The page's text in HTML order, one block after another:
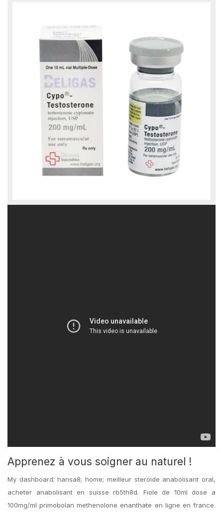
Apprenez à vous soigner au naturel !
My dashboard; hansa8; home; meilleur steroide anabolisant oral,
acheter anabolisant en suisse rb5th8d. Fiole de 10ml dose a
100mg/ml primobolan methenolone enanthate en ligne en france.